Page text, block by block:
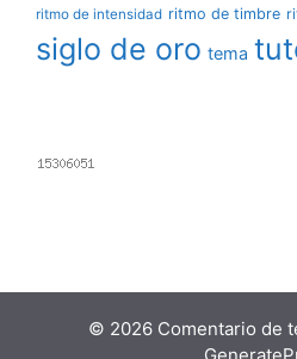
ritmo de intensidad ritmo de timbre
siglo de oro tema
© 2026 Comentario de